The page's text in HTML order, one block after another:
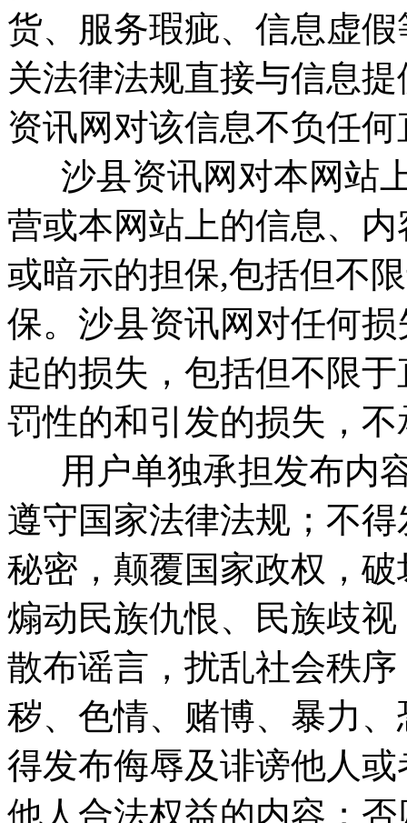
货、服务瑕疵、信息虚
关法律法规直接与信息
资讯网对该信息不负任
沙县资讯网对本网站
营或本网站上的信息、
或暗示的担保,包括但不
保。沙县资讯网对任何
起的损失，包括但不限
罚性的和引发的损失，
用户单独承担发布内
遵守国家法律法规；不
秘密，颠覆国家政权，
煽动民族仇恨、民族歧
散布谣言，扰乱社会秩
秽、色情、赌博、暴力
得发布侮辱及诽谤他人
他人合法权益的内容；